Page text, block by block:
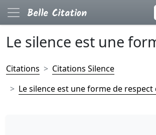
Le silence est une
Citations
Citations Silence
Le silence est une forme de respect